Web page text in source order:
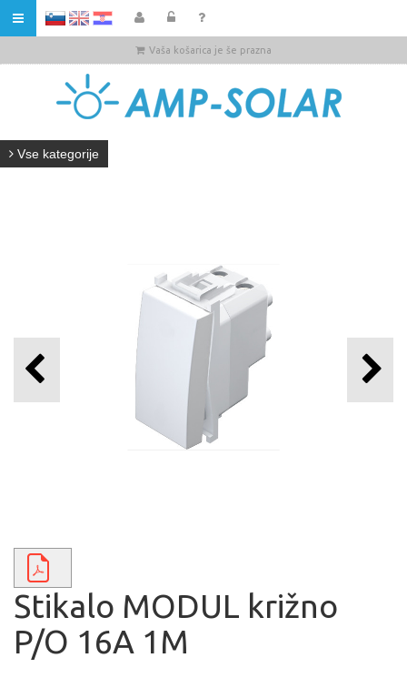
HR
Vaša košarica je še prazna
Vse kategorije
Stikalo MODUL križno
P/O 16A 1M